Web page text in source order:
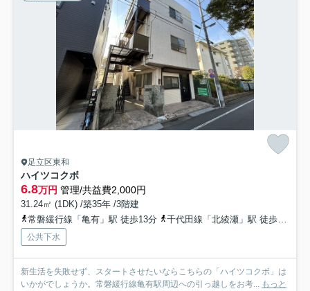
足立区東和
ハイツコクボ
6.8万円 管理/共益費2,000円
31.24㎡ (1DK) /築35年 /3階建
常磐緩行線「亀有」駅 徒歩13分
千代田線「北綾瀬」駅 徒歩15分
公共下水
新生活を失敗せず、スタートさせたいならこちらの「ハイツコクボ」は
いかがでしょうか。常磐緩行線亀有駅周辺への引っ越しをお考... もっと